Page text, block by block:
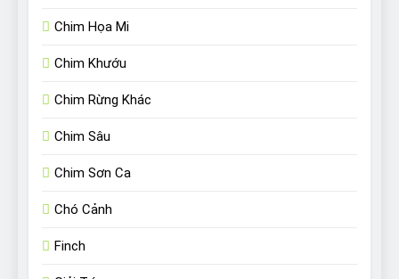
Chim Họa Mi
Chim Khướu
Chim Rừng Khác
Chim Sâu
Chim Sơn Ca
Chó Cảnh
Finch